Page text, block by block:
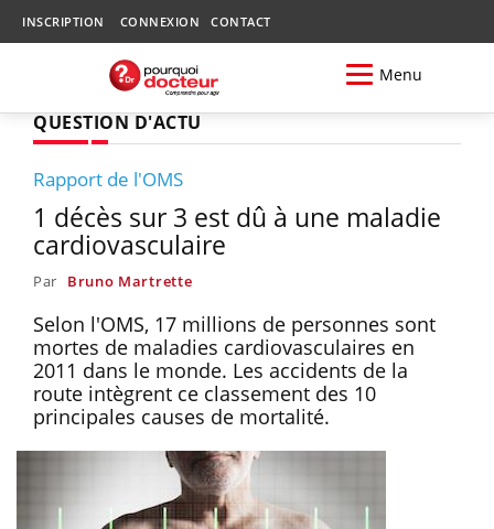
INSCRIPTION CONNEXION CONTACT
Menu
QUESTION D'ACTU
Rapport de l'OMS
1 décès sur 3 est dû à une maladie
cardiovasculaire
Par Bruno Martrette
Selon l'OMS, 17 millions de personnes sont
mortes de maladies cardiovasculaires en
2011 dans le monde. Les accidents de la
route intègrent ce classement des 10
principales causes de mortalité.